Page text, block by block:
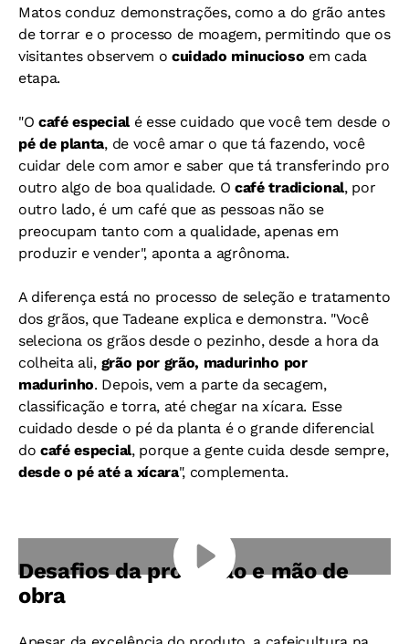
Matos conduz demonstrações, como a do grão antes
de torrar e o processo de moagem, permitindo que os
visitantes observem o cuidado minucioso em cada
etapa.
"Ocafé especial é esse cuidado que você tem desde o
pé de planta, de você amar o que tá fazendo, você
cuidar dele com amor e saber que tá transferindo pro
outro algo de boa qualidade. Ocafé tradicional, por
outro lado, é um café que as pessoas não se
preocupam tanto com a qualidade, apenas em
produzir e vender", aponta a agrônoma.
A diferença está no processo de seleção e tratamento
dos grãos, que Tadeane explica e demonstra. "Você
seleciona os grãos desde o pezinho, desde a hora da
colheita ali, grão por grão, madurinho por
madurinho. Depois, vem a parte da secagem,
classificação e torra, até chegar na xícara. Esse
cuidado desde o pé da planta é o grande diferencial
docafé especial, porque a gente cuida desde sempre,
desde o pé até a xícara", complementa.
Desafios da produção e mão de
obra